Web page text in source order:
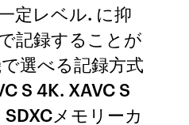
定レベル. に抑
記録することが
選べる記録方式
S 4K. XAVC S
メモリーカ